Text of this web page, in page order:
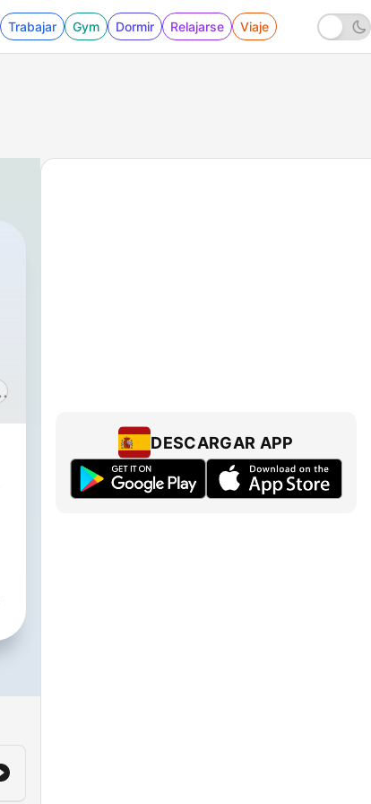
Trabajar Gym Dormir Relajarse Viaje
DESCARGAR APP